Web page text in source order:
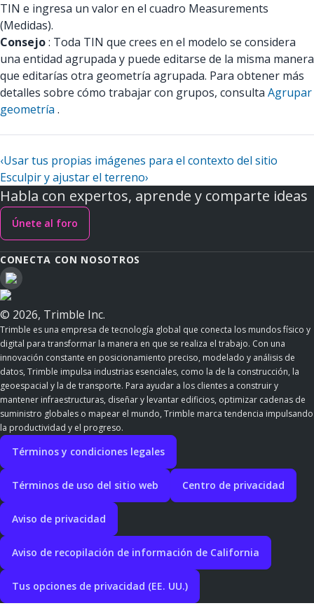
TIN e ingresa un valor en el cuadro Measurements
(Medidas).
Consejo: Toda TIN que crees en el modelo se considera
una entidad agrupada y puede editarse de la misma manera
que editarías otra geometría agrupada. Para obtener más
detalles sobre cómo trabajar con grupos, consulta Agrupar
geometría .
‹Usar tus propias imágenes para el contexto del sitio
Esculpir y ajustar el terreno›
Habla con expertos, aprende y comparte ideas
Únete al foro
CONECTA CON NOSOTROS
© 2026, Trimble Inc.
Trimble es una empresa de tecnología global que conecta los mundos físico y
digital para transformar la manera en que se realiza el trabajo. Con una
innovación constante en posicionamiento preciso, modelado y análisis de
datos, Trimble impulsa industrias esenciales, como la de la construcción, la
geoespacial y la de transporte. Para ayudar a los clientes a construir y
mantener infraestructuras, diseñar y levantar edificios, optimizar cadenas de
suministro globales o mapear el mundo, Trimble marca tendencia impulsando
la productividad y el progreso.
Términos y condiciones legales
Términos de uso del sitio web Centro de privacidad
Aviso de privacidad
Aviso de recopilación de información de California
Tus opciones de privacidad (EE. UU.)